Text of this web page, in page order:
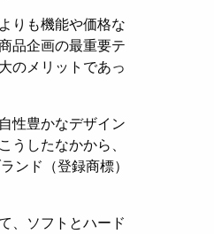
りも機能や価格な
品企画の最重要テ
のメリットであっ
性豊かなデザイン
したなかから、
ンド（登録商標）
、ソフトとハード